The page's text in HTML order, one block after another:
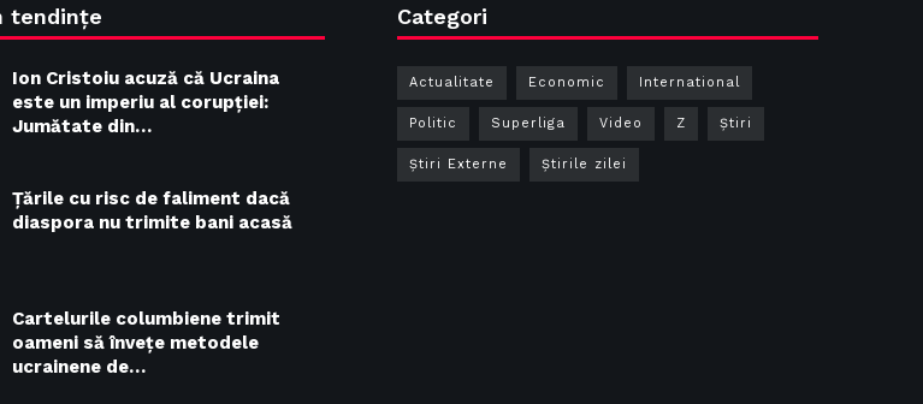
tendințe
Ion Cristoiu acuză că Ucraina
este un imperiu al corupției:
Jumătate din…
Țările cu risc de faliment dacă
diaspora nu trimite bani acasă
Cartelurile columbiene trimit
oameni să învețe metodele
ucrainene de…
Categori
Actualitate Economic International
Politic Superliga Video Z Ştiri
Știri Externe Știrile zilei